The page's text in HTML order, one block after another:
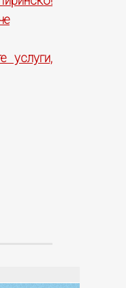
услуги,